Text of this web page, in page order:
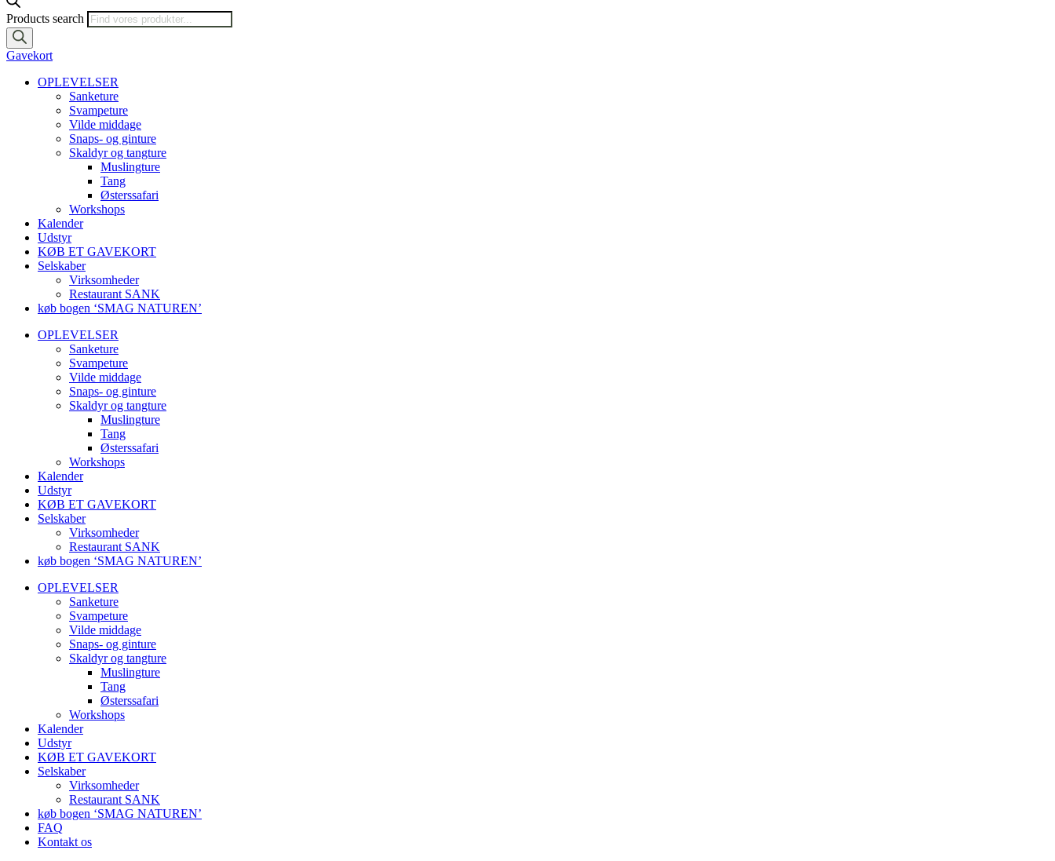
Products search
Gavekort
OPLEVELSER
Sanketure
Svampeture
Vilde middage
Snaps- og ginture
Skaldyr og tangture
Muslingture
Tang
Østerssafari
Workshops
Kalender
Udstyr
KØB ET GAVEKORT
Selskaber
Virksomheder
Restaurant SANK
køb bogen ‘SMAG NATUREN’
OPLEVELSER
Sanketure
Svampeture
Vilde middage
Snaps- og ginture
Skaldyr og tangture
Muslingture
Tang
Østerssafari
Workshops
Kalender
Udstyr
KØB ET GAVEKORT
Selskaber
Virksomheder
Restaurant SANK
køb bogen ‘SMAG NATUREN’
OPLEVELSER
Sanketure
Svampeture
Vilde middage
Snaps- og ginture
Skaldyr og tangture
Muslingture
Tang
Østerssafari
Workshops
Kalender
Udstyr
KØB ET GAVEKORT
Selskaber
Virksomheder
Restaurant SANK
køb bogen ‘SMAG NATUREN’
FAQ
Kontakt os